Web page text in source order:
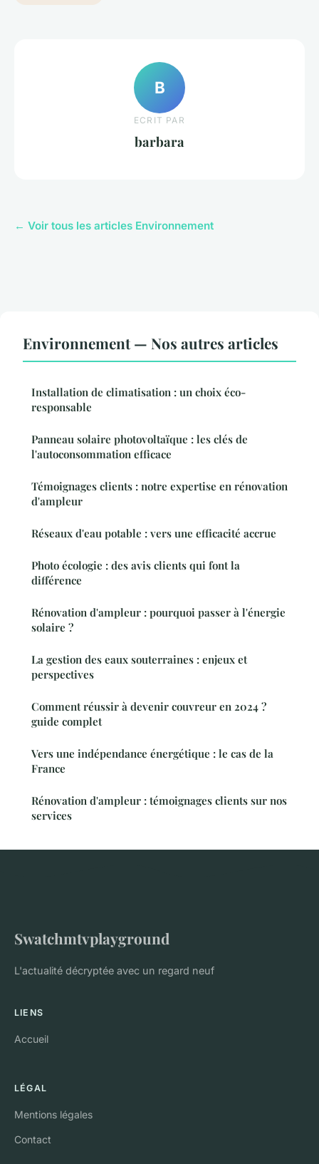
B
ECRIT PAR
barbara
← Voir tous les articles Environnement
Environnement — Nos autres articles
Installation de climatisation : un choix éco-
responsable
Panneau solaire photovoltaïque : les clés de
l'autoconsommation efficace
Témoignages clients : notre expertise en rénovation
d'ampleur
Réseaux d'eau potable : vers une efficacité accrue
Photo écologie : des avis clients qui font la
différence
Rénovation d'ampleur : pourquoi passer à l'énergie
solaire ?
La gestion des eaux souterraines : enjeux et
perspectives
Comment réussir à devenir couvreur en 2024 ?
guide complet
Vers une indépendance énergétique : le cas de la
France
Rénovation d'ampleur : témoignages clients sur nos
services
Swatchmtvplayground
L'actualité décryptée avec un regard neuf
LIENS
Accueil
LÉGAL
Mentions légales
Contact